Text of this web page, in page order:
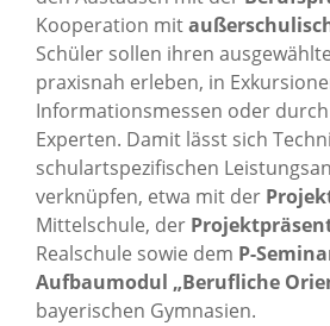
Kooperation mit
Schüler sollen ihren
praxisnah erleben, in
Informationsmessen oder
Experten. Damit lässt sich
schulartspezifischen
verknüpfen, etwa mit der
Mittelschule, der
Realschule sowie dem P-
Aufbaumodul „Berufliche
bayerischen Gymnasien.